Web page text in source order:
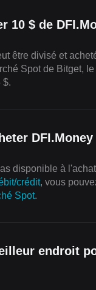
10 $ de
être divisé et
Spot de Bitget,
$.
DFI.Money
disponible à
crédit, vous
Spot.
endroit